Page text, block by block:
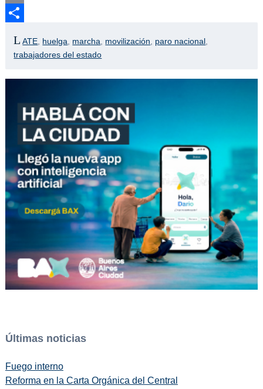
Email
ATE huelga marcha movilización paro nacional
trabajadores del estado
Últimas noticias
Fuego interno
Reforma en la Carta Orgánica del Central